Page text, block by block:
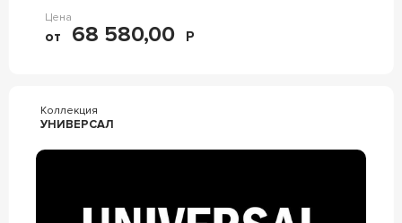
Цена
от 68 580,00 Р
Коллекция
УНИВЕРСАЛ